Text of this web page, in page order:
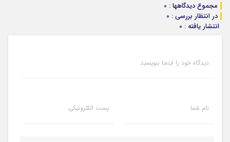
مجموع دیدگاهها : 0
در انتظار بررسی : 0
انتشار یافته : 0
دیدگاه خود را اینجا بنویسید
نام شما پست الکترونیکی